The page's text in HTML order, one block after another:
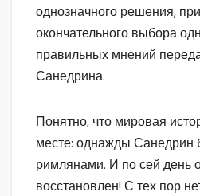
однозначного решения,
окончательного выбора
правильных мнений
Санедрина.
Понятно, что мировая
месте: однажды Санедрин
римлянами. И по сей день
восстановлен! С тех пор